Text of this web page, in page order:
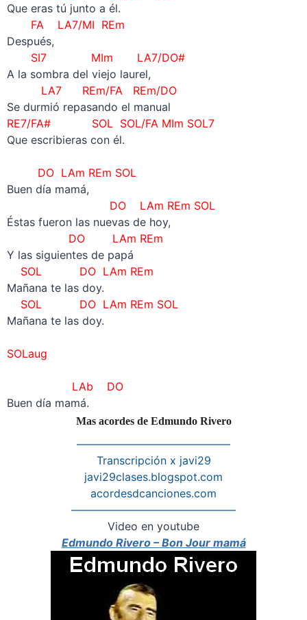
Que eras tú junto a él.
FA LA7/MI REm
Después,
SI7 MIm LA7/DO#
A la sombra del viejo laurel,
LA7 REm/FA REm/DO
Se durmió repasando el manual
RE7/FA# SOL SOL/FA MIm SOL7
Que escribieras con él.
DO LAm REm SOL
Buen día mamá,
DO LAm REm SOL
Éstas fueron las nuevas de hoy,
DO LAm REm
Y las siguientes de papá
SOL DO LAm REm
Mañana te las doy.
SOL DO LAm REm SOL
Mañana te las doy.
SOLaug
LAb DO
Buen día mamá.
Mas acordes de Edmundo Rivero
——————————————
Transcripción x javi29
javi29clases.blogspot.com
acordesdcanciones.com
———————————————
Video en youtube
Edmundo Rivero – Bon Jour mamá